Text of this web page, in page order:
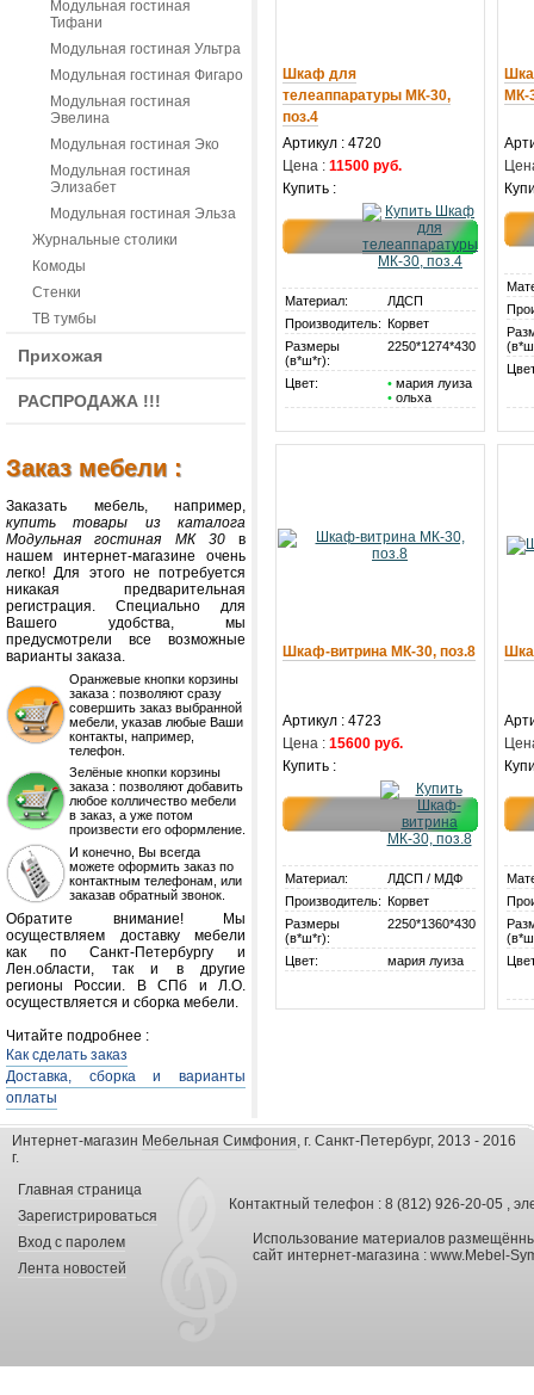
Модульная гостиная
Тифани
Модульная гостиная Ультра
Модульная гостиная Фигаро
Модульная гостиная
Эвелина
Модульная гостиная Эко
Модульная гостиная
Элизабет
Модульная гостиная Эльза
Журнальные столики
Комоды
Стенки
ТВ тумбы
Прихожая
РАСПРОДАЖА !!!
Заказ мебели :
Заказать мебель, например,
купить товары из каталога
Модульная гостиная МК 30в
нашем интернет-магазине очень
легко! Для этого не потребуется
никакая предварительная
регистрация. Специально для
Вашего удобства, мы
предусмотрели все возможные
варианты заказа.
Оранжевые кнопки корзины
заказа : позволяют сразу
совершить заказ выбранной
мебели, указав любые Ваши
контакты, например,
телефон.
Зелёные кнопки корзины
заказа : позволяют добавить
любое колличество мебели
в заказ, а уже потом
произвести его оформление.
И конечно, Вы всегда
можете оформить заказ по
контактным телефонам, или
заказав обратный звонок.
Обратите внимание! Мы
осуществляем доставку мебели
как по Санкт-Петербургу и
Лен.области, так и в другие
регионы России. В СПб и Л.О.
осуществляется и сборка мебели.
Читайте подробнее :
Как сделать заказ
Доставка, сборка и варианты
оплаты
Шкаф для
телеаппаратуры МК-30,
поз.4
Артикул : 4720
Цена : 11500 руб.
Купить :
Материал:
ЛДСП
Производитель: Корвет
Размеры
(в*ш*г):
2250*1274*430
Цвет: • мария луиза
• ольха
МК-
Шкаф-витрина МК-30, поз.8
Артикул : 4723
Цена : 15600 руб.
Купить :
Материал:
ЛДСП / МДФ
Производитель: Корвет
Размеры
(в*ш*г):
2250*1360*430
Цвет: мария луиза
Интернет-магазин Мебельная Симфония, г. Санкт-Петербург, 2013 - 2016
г.
Главная страница
Зарегистрироваться
Вход с паролем
Лента новостей
Контактный телефон : 8 (812) 926-20-05 ,
Использование материалов
сайт интернет-магазина : www.Mebel-